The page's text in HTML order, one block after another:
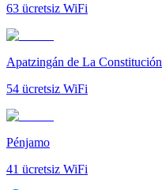
63 ücretsiz WiFi
Apatzingán de La Constitución
54 ücretsiz WiFi
Pénjamo
41 ücretsiz WiFi